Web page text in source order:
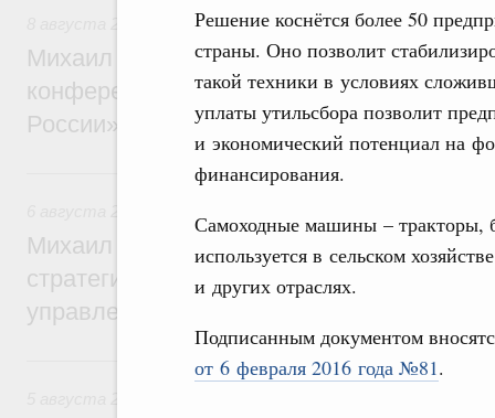
Решение коснётся более 50
страны. Оно позволит
такой техники в условиях
уплаты утильсбора позволит
и экономический потенциал на
финансирования.
Самоходные машины – тракторы,
используется в сельском
и других отраслях.
Подписанным документом
от 6 февраля 2016 года №81.
Отрасль информационных технологий
Михаил Мишустин дал поручения по
конференции «Цифровая индустрия
России»
6 августа, четверг
Михаил Мишустин дал поручения по
стратегической сессии о
управления научно-технологическим
5 августа, среда